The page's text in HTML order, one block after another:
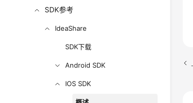
SDK参考
IdeaShare
SDK下载
Android SDK
IOS SDK